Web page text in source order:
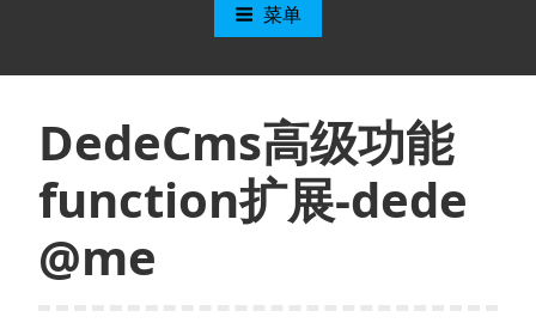
菜单
DedeCms高级功能
function扩展-dede
@me